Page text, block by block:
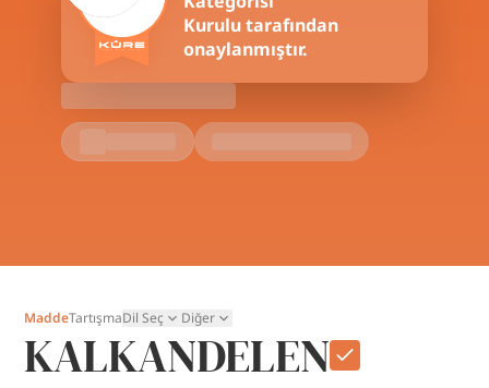
Kurulu tarafından
onaylanmıştır.
MaddeTartışmaDil Seç Diğer
KALKANDELEN